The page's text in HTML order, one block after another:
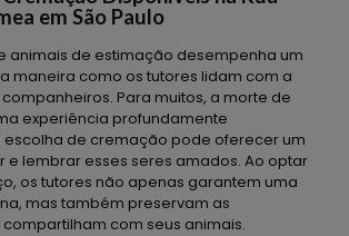
em São Paulo
animais de estimação desempenha um
maneira como os tutores lidam com a
Para muitos, a morte de
experiência profundamente
escolha de cremação pode oferecer um
e lembrar esses seres amados. Ao optar
os tutores não apenas garantem uma
mas também preservam as
com seus animais.